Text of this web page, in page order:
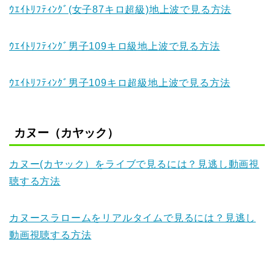
ｳｴｲﾄﾘﾌﾃｨﾝｸﾞ(女子87キロ超級)地上波で見る方法
ｳｴｲﾄﾘﾌﾃｨﾝｸﾞ男子109キロ級地上波で見る方法
ｳｴｲﾄﾘﾌﾃｨﾝｸﾞ男子109キロ超級地上波で見る方法
カヌー（カヤック）
カヌー(カヤック）をライブで見るには？見逃し動画視
聴する方法
カヌースラロームをリアルタイムで見るには？見逃し
動画視聴する方法